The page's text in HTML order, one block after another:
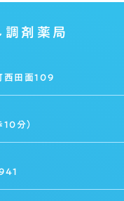
調剤薬局
西田面109
10分）